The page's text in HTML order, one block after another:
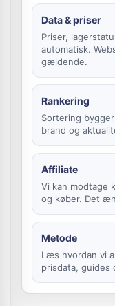
Data & priser
Priser,
automatisk.
gældende.
Rankering
Sortering
brand og
Affiliate
Vi kan modtage
og køber. Det
Metode
Læs hvordan vi
prisdata, guides